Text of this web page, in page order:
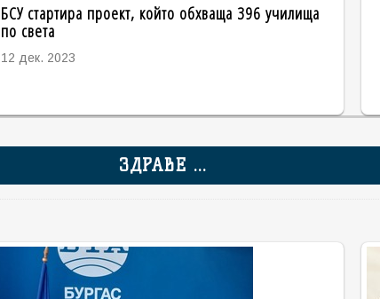
БСУ стартира проект, който обхваща 396 училища
по света
12 дек. 2023
ЗДРАВЕ ...